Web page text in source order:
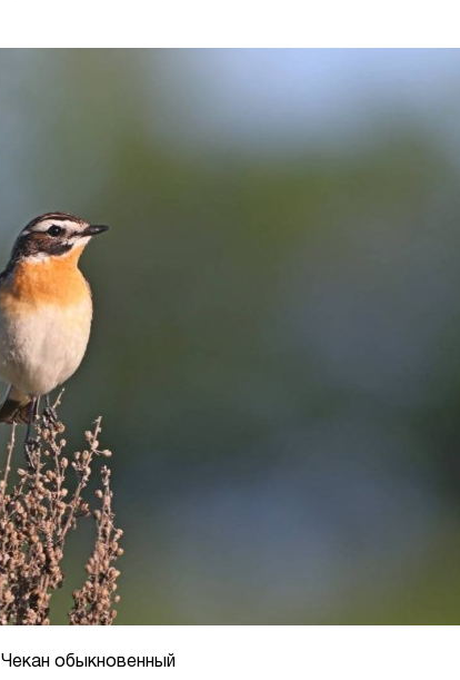
Чекан обыкновенный